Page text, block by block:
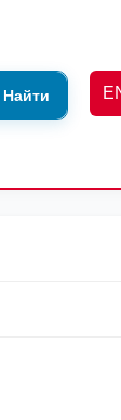
Найти